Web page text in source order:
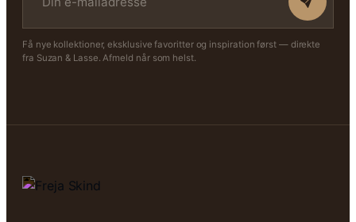
Få nye kollektioner, eksklusive favoritter og inspiration først — direkte
fra Suzan & Lasse. Afmeld når som helst.